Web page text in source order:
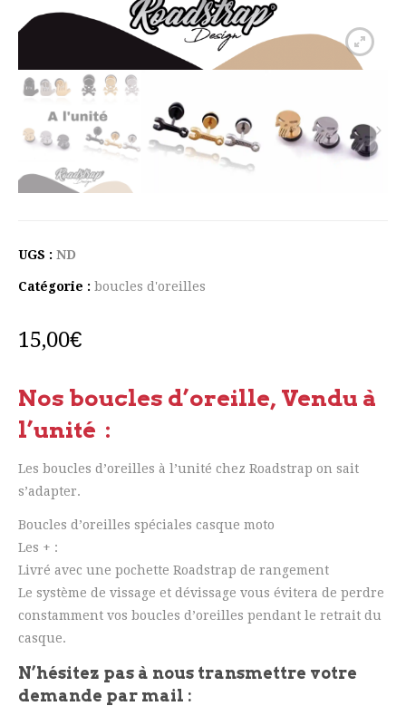
UGS : ND
Catégorie : boucles d'oreilles
15,00€
Nos boucles d’oreille, Vendu à
l’unité :
Les boucles d’oreilles à l’unité chez Roadstrap on sait
s’adapter.
Boucles d’oreilles spéciales casque moto
Les + :
Livré avec une pochette Roadstrap de rangement
Le système de vissage et dévissage vous évitera de perdre
constamment vos boucles d’oreilles pendant le retrait du
casque.
N’hésitez pas à nous transmettre votre
demande par mail :